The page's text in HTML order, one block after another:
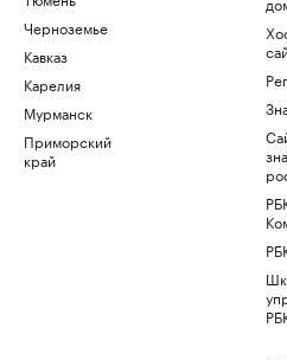
Черноземье
Кавказ
Карелия
Мурманск
Приморский
край